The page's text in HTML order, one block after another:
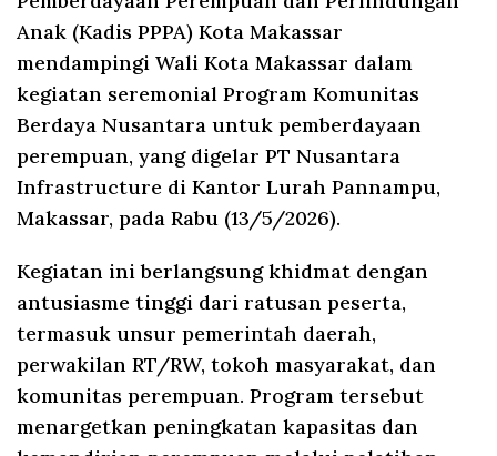
Anak (Kadis PPPA) Kota Makassar
mendampingi Wali Kota Makassar dalam
kegiatan seremonial Program Komunitas
Berdaya Nusantara untuk pemberdayaan
perempuan, yang digelar PT Nusantara
Infrastructure di Kantor Lurah Pannampu,
Makassar, pada Rabu (13/5/2026).
Kegiatan ini berlangsung khidmat dengan
antusiasme tinggi dari ratusan peserta,
termasuk unsur pemerintah daerah,
perwakilan RT/RW, tokoh masyarakat, dan
komunitas perempuan. Program tersebut
menargetkan peningkatan kapasitas dan